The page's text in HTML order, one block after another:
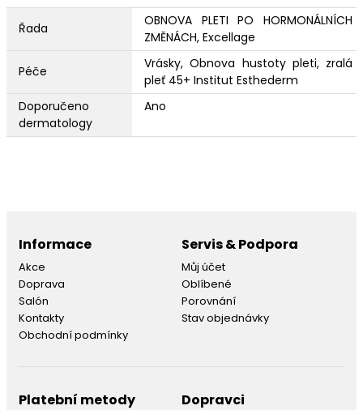
Řada
OBNOVA PLETI PO HORMONÁLNÍCH
ZMĚNÁCH, Excellage
Péče
Vrásky, Obnova hustoty pleti, zralá
pleť 45+ Institut Esthederm
Doporučeno
dermatology
Ano
Informace
Akce
Doprava
Salón
Kontakty
Obchodní podmínky
Servis & Podpora
Můj účet
Oblíbené
Porovnání
Stav objednávky
Platební metody Dopravci